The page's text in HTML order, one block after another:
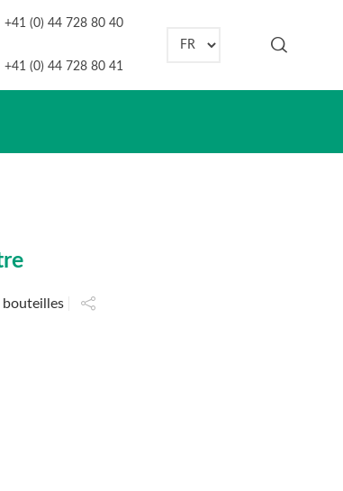
+41 (0) 44 728 80 40
+41 (0) 44 728 80 41